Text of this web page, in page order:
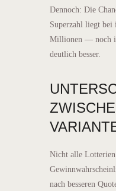
Dennoch: Die
Superzahl liegt
Millionen — noch
deutlich besser.
Nicht alle
nach besseren